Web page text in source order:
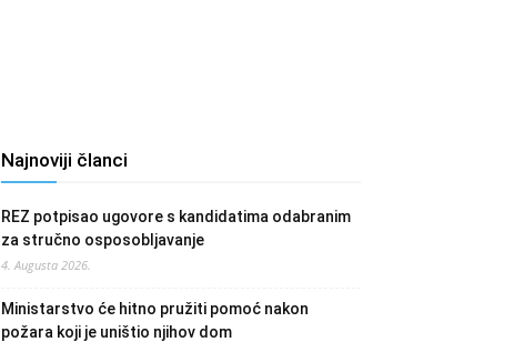
Najnoviji članci
REZ potpisao ugovore s kandidatima odabranim
za stručno osposobljavanje
4. Augusta 2026.
Ministarstvo će hitno pružiti pomoć nakon
požara koji je uništio njihov dom